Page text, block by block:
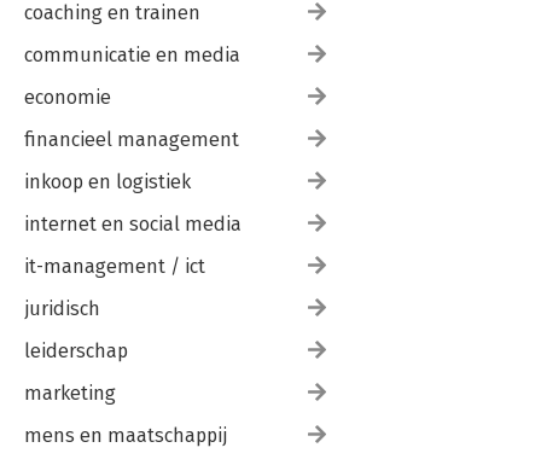
coaching en trainen
communicatie en media
economie
financieel management
inkoop en logistiek
internet en social media
it-management / ict
juridisch
leiderschap
marketing
mens en maatschappij